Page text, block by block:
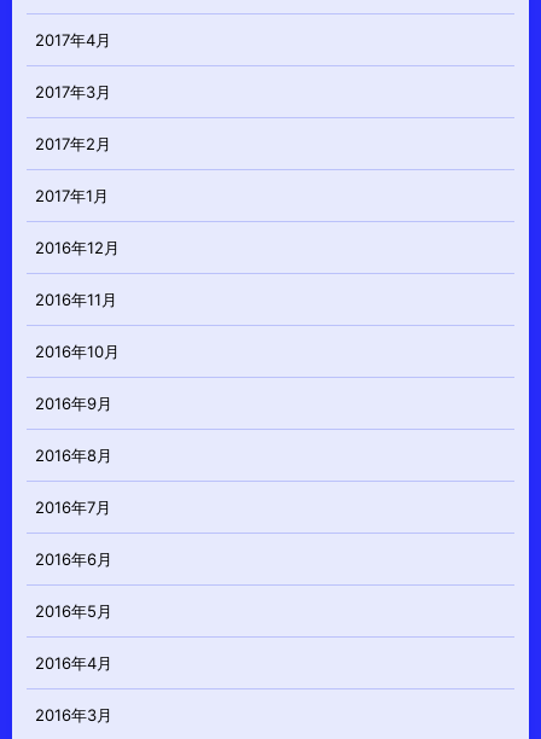
2017年4月
2017年3月
2017年2月
2017年1月
2016年12月
2016年11月
2016年10月
2016年9月
2016年8月
2016年7月
2016年6月
2016年5月
2016年4月
2016年3月